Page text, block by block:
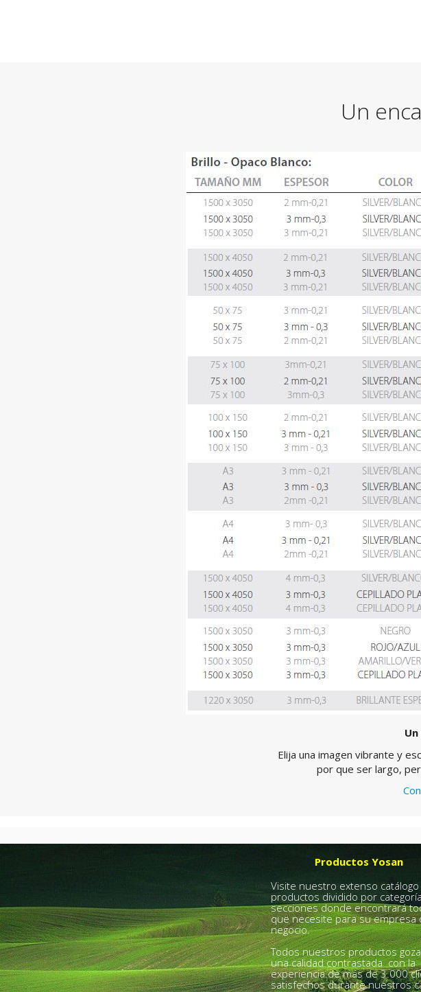
Un
Elija una imagen vibrante y
por que ser largo,
Productos Yosan
Visite nuestro extenso catálogo
productos dividido por
secciones donde encontrará
que necesite para su empresa
negocio.
Todos nuestros productos
una calidad contrastada con la
experiencia de más de 3.000
satisfechos durante nuestros